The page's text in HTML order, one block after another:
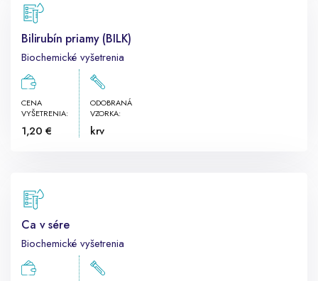
Bilirubín priamy (BILK)
Biochemické vyšetrenia
CENA
VYŠETRENIA:
1,20 €
ODOBRANÁ
VZORKA:
krv
Ca v sére
Biochemické vyšetrenia